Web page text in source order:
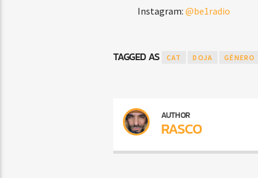
Instagram: @be1radio
TAGGED AS CAT DOJA GÉNERO
AUTHOR
RASCO